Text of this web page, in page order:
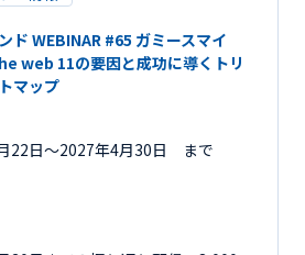
ド WEBINAR #65 ガミースマイ
web 11の要因と成功に導くトリ
マップ
22日〜2027年4月30日 まで